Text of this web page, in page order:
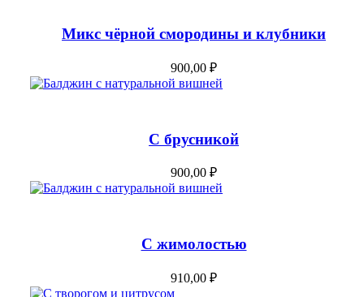
Микс чёрной смородины и клубники
900,00 ₽
С брусникой
900,00 ₽
С жимолостью
910,00 ₽